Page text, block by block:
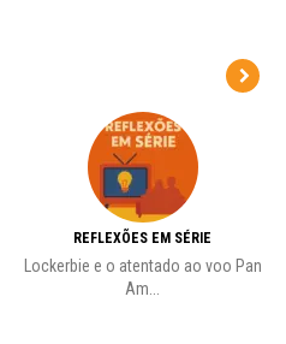
REFLEXÕES EM SÉRIE
Lockerbie e o atentado ao voo Pan
Am...